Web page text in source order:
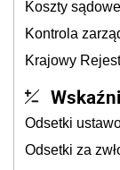
Koszty sądowe
Kontrola
Krajowy
Odsetki
Odsetki za